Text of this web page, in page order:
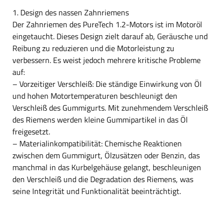
1. Design des nassen Zahnriemens
Der Zahnriemen des PureTech 1.2-Motors ist im Motoröl
eingetaucht. Dieses Design zielt darauf ab, Geräusche und
Reibung zu reduzieren und die Motorleistung zu
verbessern. Es weist jedoch mehrere kritische Probleme
auf:
– Vorzeitiger Verschleiß: Die ständige Einwirkung von Öl
und hohen Motortemperaturen beschleunigt den
Verschleiß des Gummigurts. Mit zunehmendem Verschleiß
des Riemens werden kleine Gummipartikel in das Öl
freigesetzt.
– Materialinkompatibilität: Chemische Reaktionen
zwischen dem Gummigurt, Ölzusätzen oder Benzin, das
manchmal in das Kurbelgehäuse gelangt, beschleunigen
den Verschleiß und die Degradation des Riemens, was
seine Integrität und Funktionalität beeinträchtigt.